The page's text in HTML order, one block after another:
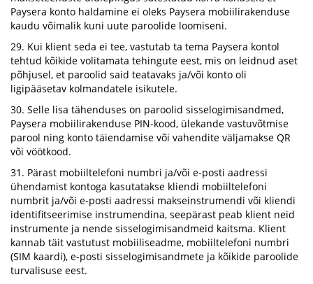
Paysera konto haldamine ei oleks Paysera mobiilirakenduse
kaudu võimalik kuni uute paroolide loomiseni.
29. Kui klient seda ei tee, vastutab ta tema Paysera kontol
tehtud kõikide volitamata tehingute eest, mis on leidnud aset
põhjusel, et paroolid said teatavaks ja/või konto oli
ligipääsetav kolmandatele isikutele.
30. Selle lisa tähenduses on paroolid sisselogimisandmed,
Paysera mobiilirakenduse PIN-kood, ülekande vastuvõtmise
parool ning konto täiendamise või vahendite väljamakse QR
või vöötkood.
31. Pärast mobiiltelefoni numbri ja/või e-posti aadressi
ühendamist kontoga kasutatakse kliendi mobiiltelefoni
numbrit ja/või e-posti aadressi makseinstrumendi või kliendi
identifitseerimise instrumendina, seepärast peab klient neid
instrumente ja nende sisselogimisandmeid kaitsma. Klient
kannab täit vastutust mobiiliseadme, mobiiltelefoni numbri
(SIM kaardi), e-posti sisselogimisandmete ja kõikide paroolide
turvalisuse eest.